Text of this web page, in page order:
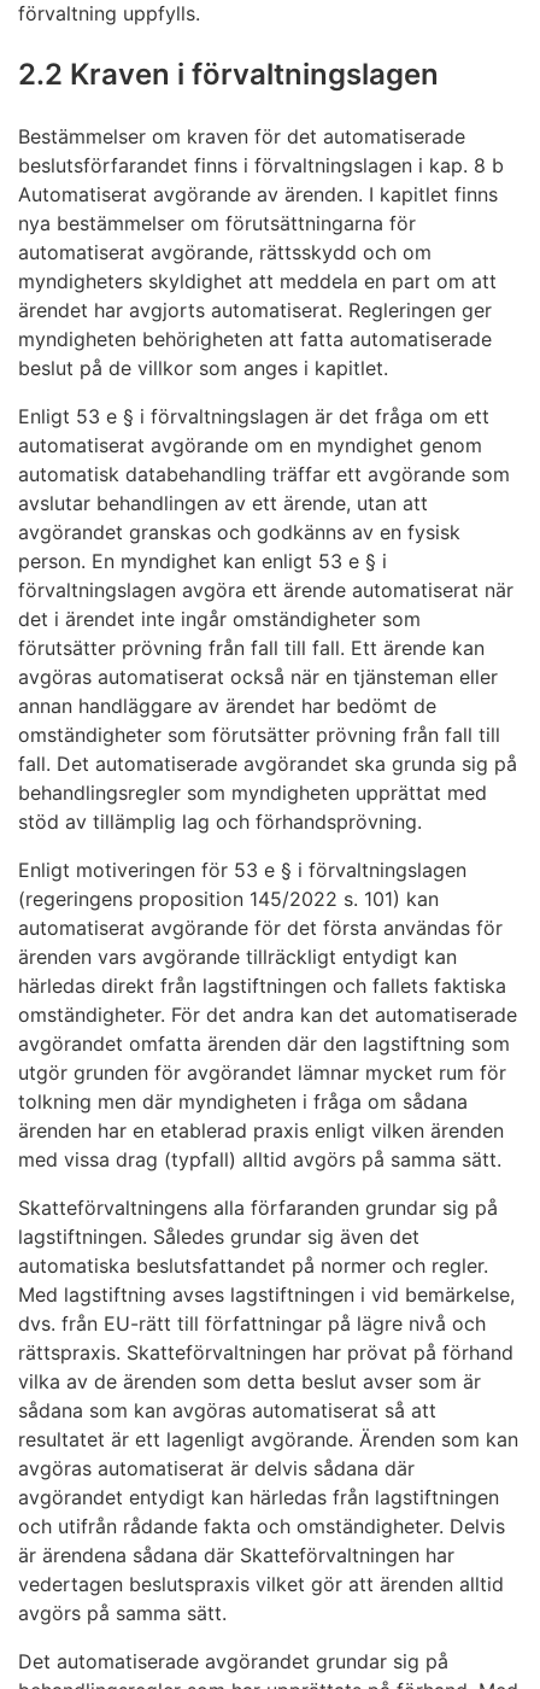
förvaltning uppfylls.
2.2 Kraven i förvaltningslagen
Bestämmelser om kraven för det automatiserade
beslutsförfarandet finns i förvaltningslagen i kap. 8 b
Automatiserat avgörande av ärenden. I kapitlet finns
nya bestämmelser om förutsättningarna för
automatiserat avgörande, rättsskydd och om
myndigheters skyldighet att meddela en part om att
ärendet har avgjorts automatiserat. Regleringen ger
myndigheten behörigheten att fatta automatiserade
beslut på de villkor som anges i kapitlet.
Enligt 53 e § i förvaltningslagen är det fråga om ett
automatiserat avgörande om en myndighet genom
automatisk databehandling träffar ett avgörande som
avslutar behandlingen av ett ärende, utan att
avgörandet granskas och godkänns av en fysisk
person. En myndighet kan enligt 53 e § i
förvaltningslagen avgöra ett ärende automatiserat när
det i ärendet inte ingår omständigheter som
förutsätter prövning från fall till fall. Ett ärende kan
avgöras automatiserat också när en tjänsteman eller
annan handläggare av ärendet har bedömt de
omständigheter som förutsätter prövning från fall till
fall. Det automatiserade avgörandet ska grunda sig på
behandlingsregler som myndigheten upprättat med
stöd av tillämplig lag och förhandsprövning.
Enligt motiveringen för 53 e § i förvaltningslagen
(regeringens proposition 145/2022 s. 101) kan
automatiserat avgörande för det första användas för
ärenden vars avgörande tillräckligt entydigt kan
härledas direkt från lagstiftningen och fallets faktiska
omständigheter. För det andra kan det automatiserade
avgörandet omfatta ärenden där den lagstiftning som
utgör grunden för avgörandet lämnar mycket rum för
tolkning men där myndigheten i fråga om sådana
ärenden har en etablerad praxis enligt vilken ärenden
med vissa drag (typfall) alltid avgörs på samma sätt.
Skatteförvaltningens alla förfaranden grundar sig på
lagstiftningen. Således grundar sig även det
automatiska beslutsfattandet på normer och regler.
Med lagstiftning avses lagstiftningen i vid bemärkelse,
dvs. från EU-rätt till författningar på lägre nivå och
rättspraxis. Skatteförvaltningen har prövat på förhand
vilka av de ärenden som detta beslut avser som är
sådana som kan avgöras automatiserat så att
resultatet är ett lagenligt avgörande. Ärenden som kan
avgöras automatiserat är delvis sådana där
avgörandet entydigt kan härledas från lagstiftningen
och utifrån rådande fakta och omständigheter. Delvis
är ärendena sådana där Skatteförvaltningen har
vedertagen beslutspraxis vilket gör att ärenden alltid
avgörs på samma sätt.
Det automatiserade avgörandet grundar sig på